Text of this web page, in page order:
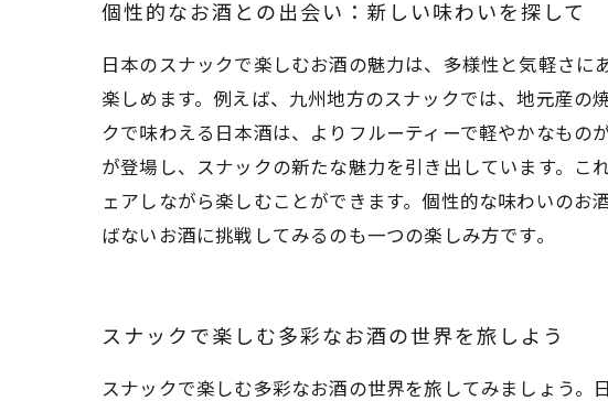
個性的なお酒との出会い：新しい味わいを探して
日本のスナックで楽しむお酒の魅力は、多様性と気軽さ
楽しめます。例えば、九州地方のスナックでは、地元産の
クで味わえる日本酒は、よりフルーティーで軽やかなも
が登場し、スナックの新たな魅力を引き出しています。
ェアしながら楽しむことができます。個性的な味わいの
ばないお酒に挑戦してみるのも一つの楽しみ方です。
スナックで楽しむ多彩なお酒の世界を旅しよう
スナックで楽しむ多彩なお酒の世界を旅してみましょう